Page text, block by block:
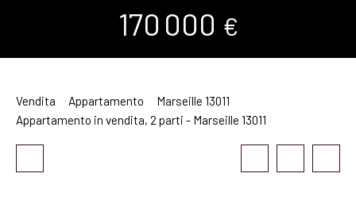
170 000 €
Vendita Appartamento
Marseille 13011
Appartamento in vendita, 2 parti - Marseille 13011